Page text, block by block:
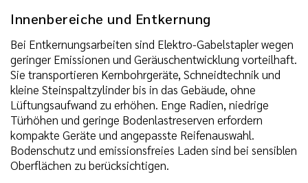
Innenbereiche und Entkernung
Bei Entkernungsarbeiten sind Elektro-Gabelstapler wegen
geringer Emissionen und Geräuschentwicklung vorteilhaft.
Sie transportieren Kernbohrgeräte, Schneidtechnik und
kleine Steinspaltzylinder bis in das Gebäude, ohne
Lüftungsaufwand zu erhöhen. Enge Radien, niedrige
Türhöhen und geringe Bodenlastreserven erfordern
kompakte Geräte und angepasste Reifenauswahl.
Bodenschutz und emissionsfreies Laden sind bei sensiblen
Oberflächen zu berücksichtigen.